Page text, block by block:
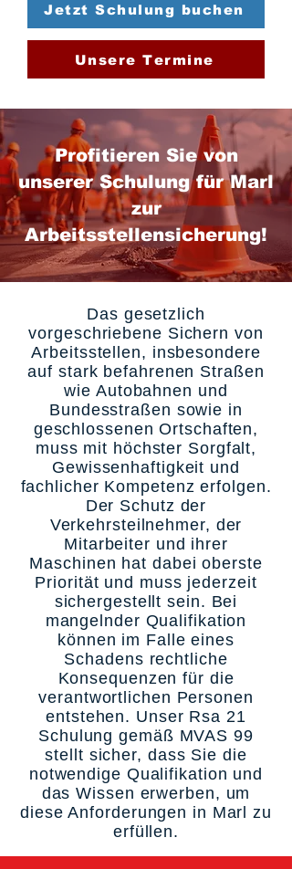
Jetzt Schulung buchen
Unsere Termine
Profitieren Sie von
unserer Schulung für Marl
zur
Arbeitsstellensicherung!
Das gesetzlich
vorgeschriebene Sichern von
Arbeitsstellen, insbesondere
auf stark befahrenen Straßen
wie Autobahnen und
Bundesstraßen sowie in
geschlossenen Ortschaften,
muss mit höchster Sorgfalt,
Gewissenhaftigkeit und
fachlicher Kompetenz erfolgen.
Der Schutz der
Verkehrsteilnehmer, der
Mitarbeiter und ihrer
Maschinen hat dabei oberste
Priorität und muss jederzeit
sichergestellt sein. Bei
mangelnder Qualifikation
können im Falle eines
Schadens rechtliche
Konsequenzen für die
verantwortlichen Personen
entstehen. Unser Rsa 21
Schulung gemäß MVAS 99
stellt sicher, dass Sie die
notwendige Qualifikation und
das Wissen erwerben, um
diese Anforderungen in Marl zu
erfüllen.